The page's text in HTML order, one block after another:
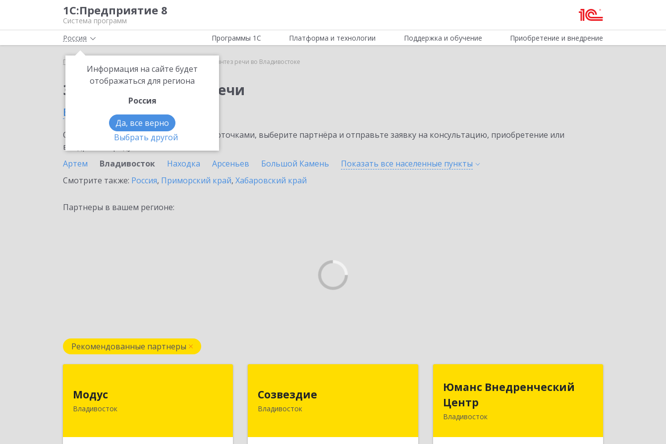
1С:Предприятие 8
Система программ
Россия
Информация на сайте будет
отображаться для региона
Россия
Да, все верно
Выбрать другой
Программы 1С Платформа и технологии Поддержка и обучение Приобретение и внедрение
Главная 1С:Синтез речи во Владивостоке
Заказать 1С:Синтез речи
во Владивостоке
Ознакомьтесь с информационными карточками, выберите партнёра и отправьте заявку на консультацию, приобретение или
внедрение продукта.
Артем
Владивосток Находка Арсеньев Большой Камень Показать все населенные пункты
Смотрите также: Россия, Приморский край, Хабаровский край
Партнеры в вашем регионе:
Рекомендованные партнеры
Модус
Владивосток
Владивосток г, ул. Фадеева, д. 10
Подробнее
Созвездие
Владивосток
Владивосток г, Тухачевского ул, дом
Юманс Внедренческий
Центр
Владивосток
Юманс Внедренческий
Центр